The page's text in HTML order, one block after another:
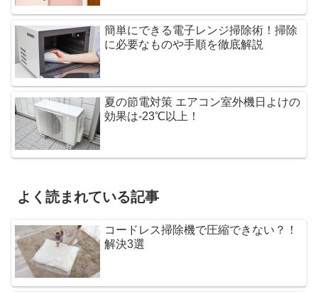
簡単にできる電子レンジ掃除術！掃除
に必要なものや手順を徹底解説
夏の節電対策 エアコン室外機日よけの
効果は-23℃以上！
よく読まれている記事
コードレス掃除機で圧縮できない？！
解決3選